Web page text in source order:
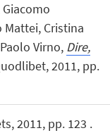
Mattei, Cristina
Virno, Dire,
2011, pp.
2011, pp. 123 .